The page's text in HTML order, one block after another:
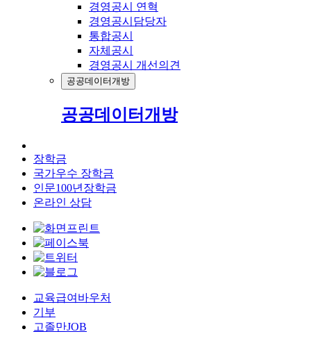
경영공시 연혁
경영공시담당자
통합공시
자체공시
경영공시 개선의견
공공데이터개방
공공데이터개방
장학금
국가우수 장학금
인문100년장학금
온라인 상담
교육급여바우처
기부
고졸만JOB